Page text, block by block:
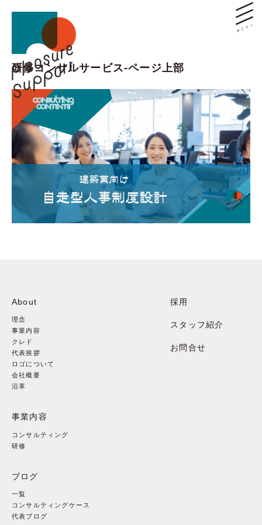
研修コンサルサービス-ページ上部
About
理念
事業内容
クレド
代表挨拶
ロゴについて
会社概要
沿革
事業内容
コンサルティング
研修
ブログ
一覧
コンサルティングケース
代表ブログ
採用
スタッフ紹介
お問合せ